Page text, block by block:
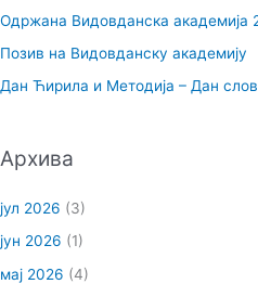
з
а
:
Одржана Видовданска академија
Позив на Видовданску академију
Дан Ћирила и Методија – Дан
Архива
јул 2026 (3)
јун 2026 (1)
мај 2026 (4)